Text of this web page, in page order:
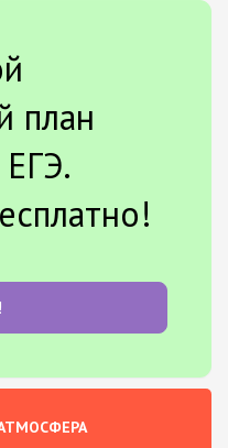
план